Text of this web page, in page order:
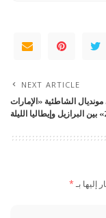
NEXT ARTICLE
مونديال الشاطئية «الإمارات
إليها بـ*